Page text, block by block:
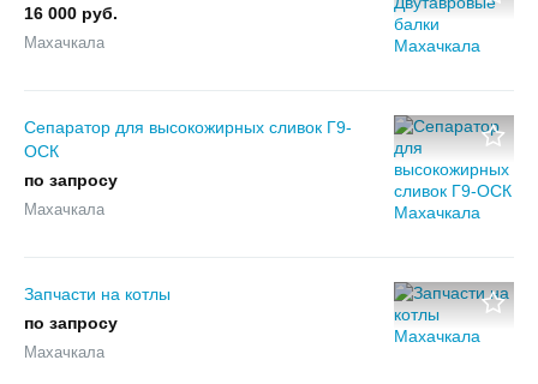
16 000 руб.
Махачкала
Сепаратор для высокожирных сливок Г9-
ОСК
по запросу
Махачкала
Запчасти на котлы
по запросу
Махачкала